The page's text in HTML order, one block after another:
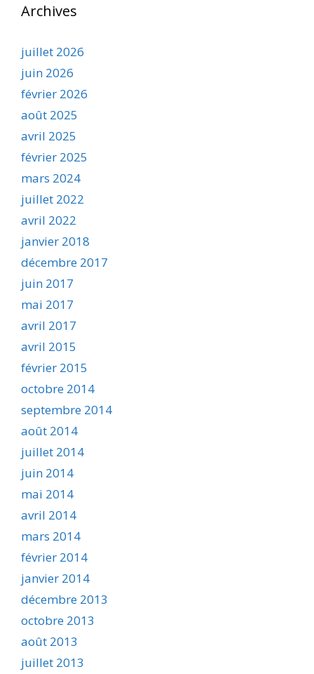
Archives
juillet 2026
juin 2026
février 2026
août 2025
avril 2025
février 2025
mars 2024
juillet 2022
avril 2022
janvier 2018
décembre 2017
juin 2017
mai 2017
avril 2017
avril 2015
février 2015
octobre 2014
septembre 2014
août 2014
juillet 2014
juin 2014
mai 2014
avril 2014
mars 2014
février 2014
janvier 2014
décembre 2013
octobre 2013
août 2013
juillet 2013